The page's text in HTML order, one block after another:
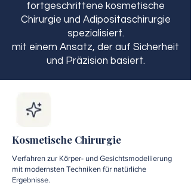
fortgeschrittene kosmetische
Chirurgie und Adipositaschirurgie
spezialisiert.
mit einem Ansatz, der auf Sicherheit
und Präzision basiert.
Kosmetische Chirurgie
Verfahren zur Körper- und Gesichtsmodellierung
mit modernsten Techniken für natürliche
Ergebnisse.